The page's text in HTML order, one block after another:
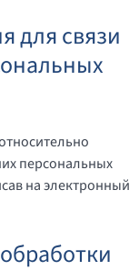
для связи
персональных
на электронный